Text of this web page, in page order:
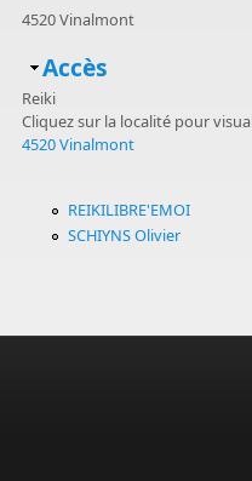
4520 Vinalmont
Masquer
Accès
Reiki
Cliquez sur la localité pour
4520 Vinalmont
REIKILIBRE'EMOI
SCHIYNS Olivier